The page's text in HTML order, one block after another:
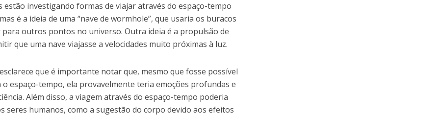
estão investigando formas de viajar através do espaço-tempo
é a ideia de uma “nave de wormhole”, que usaria os buracos
outros pontos no universo. Outra ideia é a propulsão de
que uma nave viajasse a velocidades muito próximas à luz.
que é importante notar que, mesmo que fosse possível
espaço-tempo, ela provavelmente teria emoções profundas e
Além disso, a viagem através do espaço-tempo poderia
seres humanos, como a sugestão do corpo devido aos efeitos